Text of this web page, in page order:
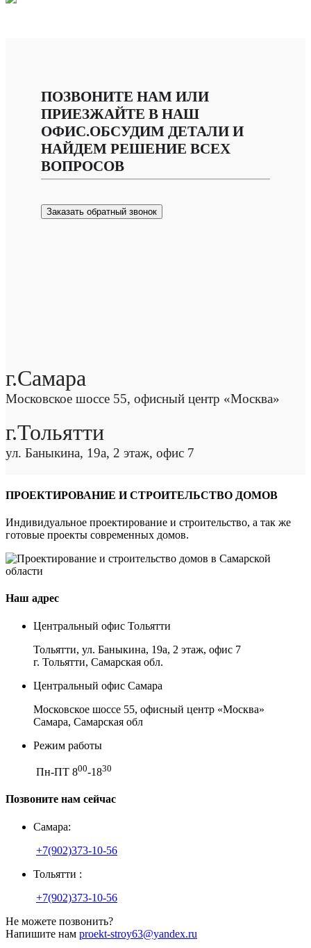
ПОЗВОНИТЕ НАМ ИЛИ
ПРИЕЗЖАЙТЕ В НАШ
ОФИС.ОБСУДИМ ДЕТАЛИ И
НАЙДЕМ РЕШЕНИЕ ВСЕХ
ВОПРОСОВ
Заказать обратный звонок
г.Самара
Московское шоссе 55, офисный центр «Москва»
г.Тольятти
ул. Баныкина, 19а, 2 этаж, офис 7
ПРОЕКТИРОВАНИЕ И СТРОИТЕЛЬСТВО ДОМОВ
Индивидуальное проектирование и строительство, а так же
готовые проекты современных домов.
Наш адрес
Центральный офис Тольятти
Тольятти, ул. Баныкина, 19а, 2 этаж, офис 7
г. Тольятти, Самарская обл.
Центральный офис Самара
Московское шоссе 55, офисный центр «Москва»
Самара, Самарская обл
Режим работы
Пн-ПТ 800-1830
Позвоните нам сейчас
Самара:
+7(902)373-10-56
Тольятти :
+7(902)373-10-56
Не можете позвонить?
Напишите нам proekt-stroy63@yandex.ru